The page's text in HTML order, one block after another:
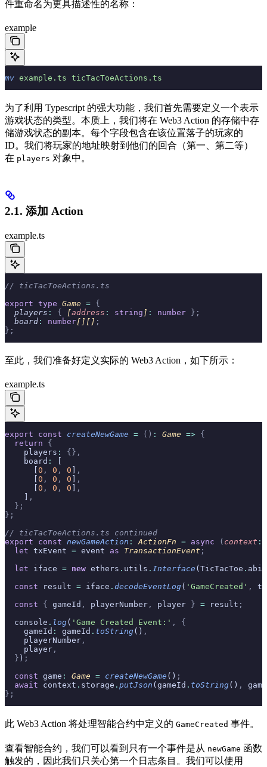
件重命名为更具描述性的名称：
example
mv example.ts ticTacToeActions.ts
为了利用 Typescript 的强大功能，我们首先需要定义一个表示
游戏状态的类型。本质上，我们将在 Web3 Action 的存储中存
储游戏状态的副本。每个字段包含在该位置落子的玩家的
ID。我们将玩家的地址映射到他们的回合（第一、第二等）
在 players 对象中。
2.1. 添加 Action
example.ts
// ticTacToeActions.ts
export type Game = {
  players
: { [address : string ] : number };
  board
: number[][] ;
};
至此，我们准备好定义实际的 Web3 Action，如下所示：
example.ts
export const createNewGame = () : Game => {
  return
{
    players
:
{},
    board
:
0 , 0 , 0
,
0 , 0 , 0
,
0 , 0 , 0
,
,
  };
};
// ticTacToeActions.ts continued
export const newGameAction : ActionFn = async ( context :
  let
txEvent = event as TransactionEvent ;
  let
iface = new ethers . utils . Interface (TicTacToe . abi)
  const
result = iface . decodeEventLog( 'GameCreated' ,
  const
{ gameId , playerNumber , player } = result ;
  console
. log( 'Game Created Event:' ,
{
    gameId
: gameId . toString() ,
    playerNumber
,
    player
,
  }
) ;
  const
game : Game = createNewGame () ;
  await
context . storage . putJson (gameId . toString() ,
};
此 Web3 Action 将处理智能合约中定义的 GameCreated 事件。
查看智能合约，我们可以看到只有一个事件是从 newGame 函数
触发的，因此我们只关心第一个日志条目。我们可以使用